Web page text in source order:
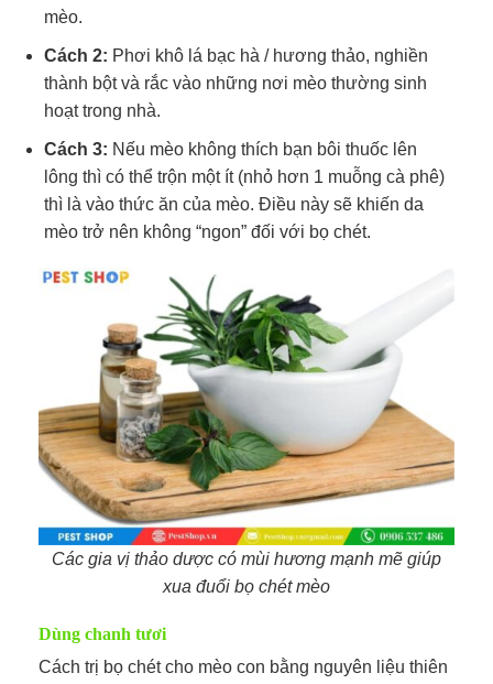
mèo.
Cách 2: Phơi khô lá bạc hà / hương thảo, nghiền
thành bột và rắc vào những nơi mèo thường sinh
hoạt trong nhà.
Cách 3: Nếu mèo không thích bạn bôi thuốc lên
lông thì có thể trộn một ít (nhỏ hơn 1 muỗng cà phê)
thì là vào thức ăn của mèo. Điều này sẽ khiến da
mèo trở nên không “ngon” đối với bọ chét.
Các gia vị thảo dược có mùi hương mạnh mẽ giúp
xua đuổi bọ chét mèo
Dùng chanh tươi
Cách trị bọ chét cho mèo con bằng nguyên liệu thiên